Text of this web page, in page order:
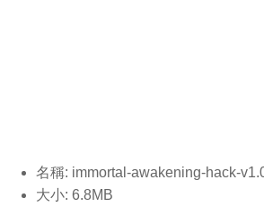
名稱: immortal-awakening-hack-
大小: 6.8MB